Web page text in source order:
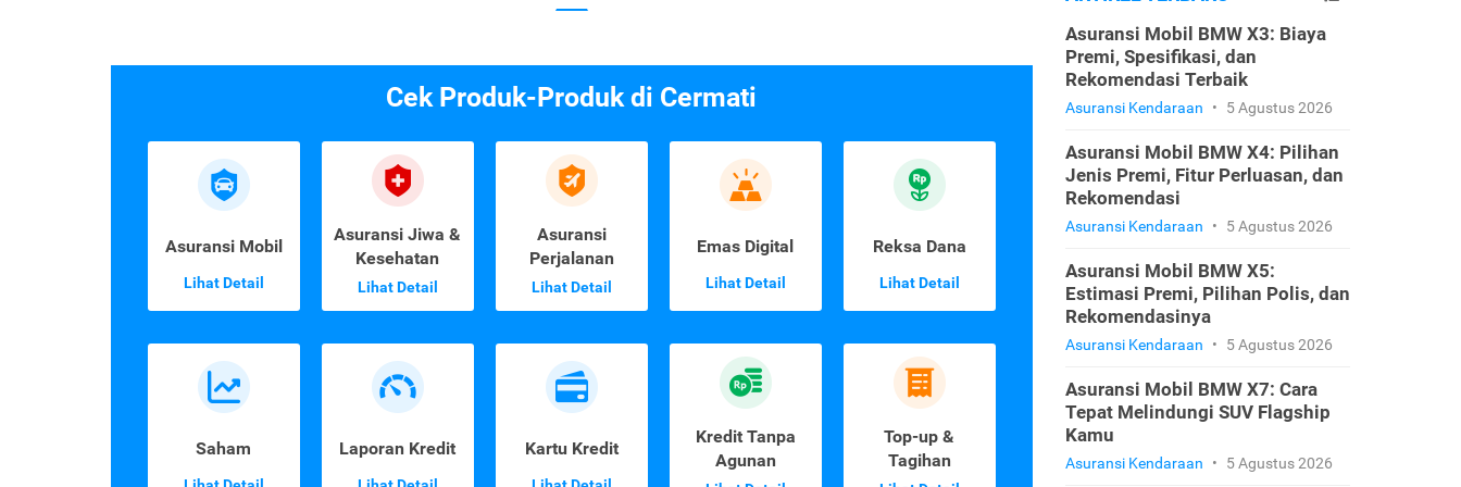
Cek Produk-Produk di Cermati
Asuransi Mobil
Lihat Detail
Asuransi Jiwa &
Kesehatan
Lihat Detail
Asuransi
Perjalanan
Lihat Detail
Emas Digital
Lihat Detail
Reksa Dana
Lihat Detail
Saham Laporan Kredit Kartu Kredit
Kredit Tanpa
Agunan
Top-up &
Tagihan
Asuransi Mobil BMW X3: Biaya
Premi, Spesifikasi, dan
Rekomendasi Terbaik
Asuransi Kendaraan • 5 Agustus 2026
Asuransi Mobil BMW X4: Pilihan
Jenis Premi, Fitur Perluasan, dan
Rekomendasi
Asuransi Kendaraan • 5 Agustus 2026
Asuransi Mobil BMW X5:
Estimasi Premi, Pilihan Polis, dan
Rekomendasinya
Asuransi Kendaraan • 5 Agustus 2026
Asuransi Mobil BMW X7: Cara
Tepat Melindungi SUV Flagship
Kamu
Asuransi Kendaraan • 5 Agustus 2026